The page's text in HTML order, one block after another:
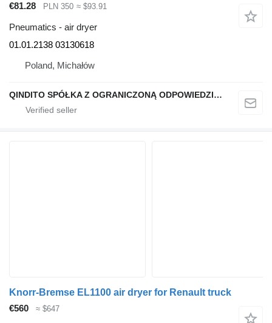
€81.28 PLN 350 ≈ $93.91
Pneumatics - air dryer
01.01.2138 03130618
Poland, Michałów
QINDITO SPÓŁKA Z OGRANICZONĄ ODPOWIEDZIALNOŚCIĄ
Knorr-Bremse EL1100 air dryer for Renault truck
€560
≈ $647